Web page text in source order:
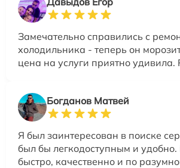
Замечательно справились с
холодильника - теперь он
цена на услуги приятно
Богданов Матвей
Я был заинтересован в поиске
был бы легкодоступным и
быстро, качественно и по